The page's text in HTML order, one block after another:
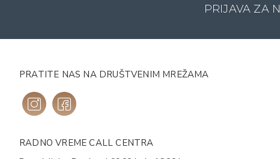
PRIJAVA ZA
PRATITE NAS NA DRUŠTVENIM MREŽAMA
RADNO VREME CALL CENTRA